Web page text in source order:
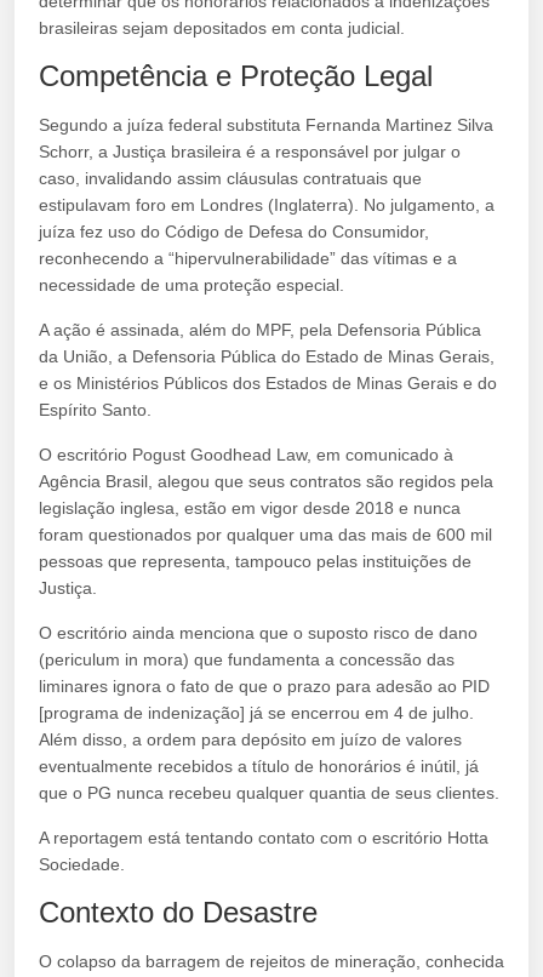
brasileiras sejam depositados em conta judicial.
Competência e Proteção Legal
Segundo a juíza federal substituta Fernanda Martinez Silva
Schorr, a Justiça brasileira é a responsável por julgar o
caso, invalidando assim cláusulas contratuais que
estipulavam foro em Londres (Inglaterra). No julgamento, a
juíza fez uso do Código de Defesa do Consumidor,
reconhecendo a “hipervulnerabilidade” das vítimas e a
necessidade de uma proteção especial.
A ação é assinada, além do MPF, pela Defensoria Pública
da União, a Defensoria Pública do Estado de Minas Gerais,
e os Ministérios Públicos dos Estados de Minas Gerais e do
Espírito Santo.
O escritório Pogust Goodhead Law, em comunicado à
Agência Brasil, alegou que seus contratos são regidos pela
legislação inglesa, estão em vigor desde 2018 e nunca
foram questionados por qualquer uma das mais de 600 mil
pessoas que representa, tampouco pelas instituições de
Justiça.
O escritório ainda menciona que o suposto risco de dano
(periculum in mora) que fundamenta a concessão das
liminares ignora o fato de que o prazo para adesão ao PID
[programa de indenização] já se encerrou em 4 de julho.
Além disso, a ordem para depósito em juízo de valores
eventualmente recebidos a título de honorários é inútil, já
que o PG nunca recebeu qualquer quantia de seus clientes.
A reportagem está tentando contato com o escritório Hotta
Sociedade.
Contexto do Desastre
O colapso da barragem de rejeitos de mineração, conhecida